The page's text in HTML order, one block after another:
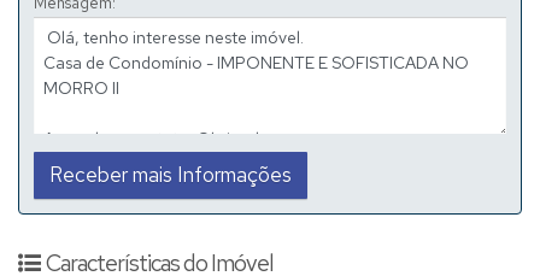
✨ Site:https://bocoli.com.br/imponente-e-sofisticada-no-morro-
📞 (19) 3631-2212
Características do Imóvel